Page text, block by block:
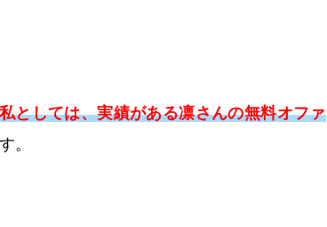
としては、実績がある凛さんの無料オファ
。